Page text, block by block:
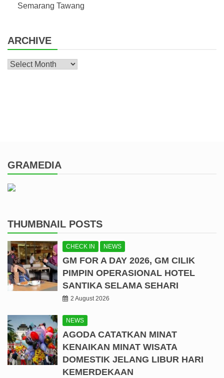
Semarang Tawang
ARCHIVE
Archive
GRAMEDIA
THUMBNAIL POSTS
CHECK IN NEWS
GM FOR A DAY 2026, GM CILIK
PIMPIN OPERASIONAL HOTEL
SANTIKA SELAMA SEHARI
2 August 2026
NEWS
AGODA CATATKAN MINAT
KENAIKAN MINAT WISATA
DOMESTIK JELANG LIBUR HARI
KEMERDEKAAN